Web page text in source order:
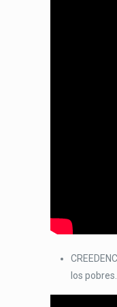
los pobres.